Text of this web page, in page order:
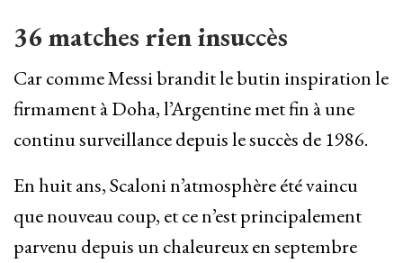
36 matches rien insuccès
Car comme Messi brandit le butin inspiration le
firmament à Doha, l’Argentine met fin à une
continu surveillance depuis le succès de 1986.
En huit ans, Scaloni n’atmosphère été vaincu
que nouveau coup, et ce n’est principalement
parvenu depuis un chaleureux en septembre